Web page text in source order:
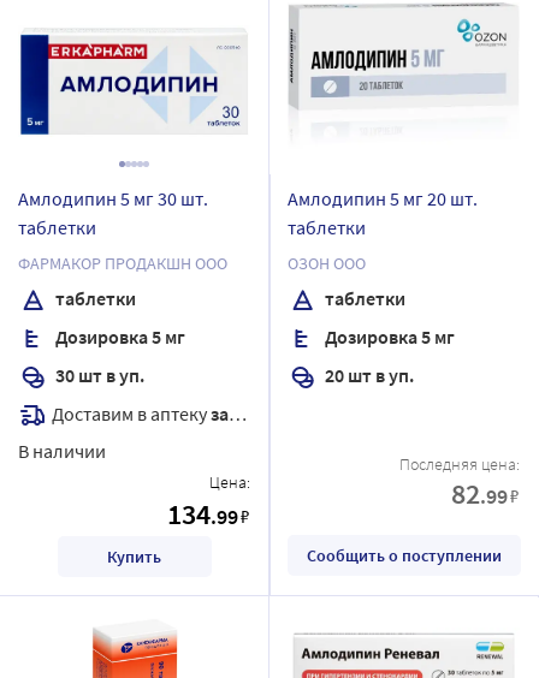
Амлодипин 5 мг 30 шт.
таблетки
ФАРМАКОР ПРОДАКШН ООО
таблетки
Дозировка 5 мг
30 шт в уп.
Доставим в аптекузавтра
В наличии
Цена:
134.99₽
Купить
Амлодипин 5 мг 20 шт.
таблетки
ОЗОН ООО
таблетки
Дозировка 5 мг
20 шт в уп.
Последняя цена:
82.99₽
Сообщить о поступлении